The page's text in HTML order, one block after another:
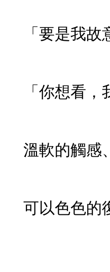
「要是我故意
「你想看，
溫軟的觸感
可以色色的復